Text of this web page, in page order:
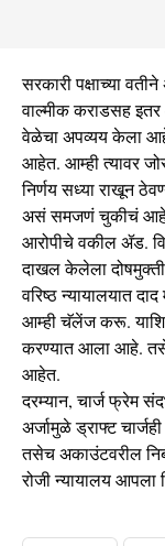
सरकारी पक्षाच्या
वाल्मीक कराडसह
वेळेचा अपव्यय केला
आहेत. आम्ही त्यावर
निर्णय सध्या राखून
असं समजणं चुकीचं आहे.
आरोपीचे वकील ॲड.
दाखल केलेला
वरिष्ठ न्यायालयात
आम्ही चॅलेंज करू.
करण्यात आला आहे.
आहेत.
दरम्यान, चार्ज फ्रेम
अर्जामुळे ड्राफ्ट
तसेच अकाउंटवरील
रोजी न्यायालय आपला